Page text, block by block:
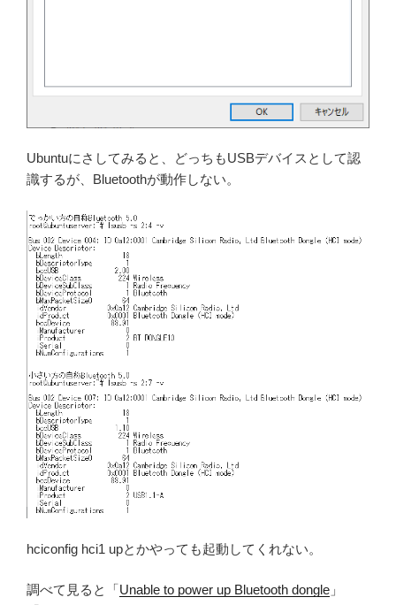
Ubuntuにさしてみると、どっちもUSBデバイスとして認
識するが、Bluetoothが動作しない。
hciconfig hci1 upとかやっても起動してくれない。
調べて見ると「Unable to power up Bluetooth dongle 」